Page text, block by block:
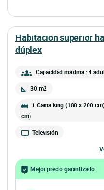
habitacion superior habitacion 4 personas
dúplex
Capacidad máxima : 4
30 m2
1 Cama king (180 x 200
cm)
Televisión
Mejor precio garantizado